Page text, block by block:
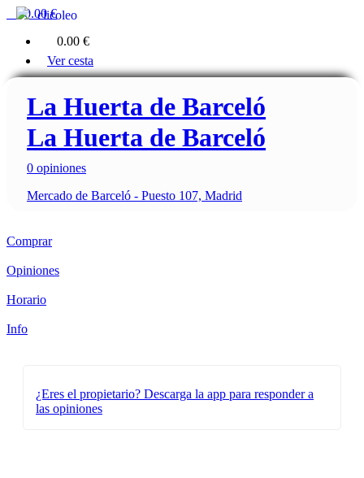
0.00 €
clicoleo
0.00 €
Ver cesta
La Huerta de Barceló
La Huerta de Barceló
0 opiniones
Mercado de Barceló - Puesto 107, Madrid
Comprar
Opiniones
Horario
Info
¿Eres el propietario? Descarga la app para responder a
las opiniones